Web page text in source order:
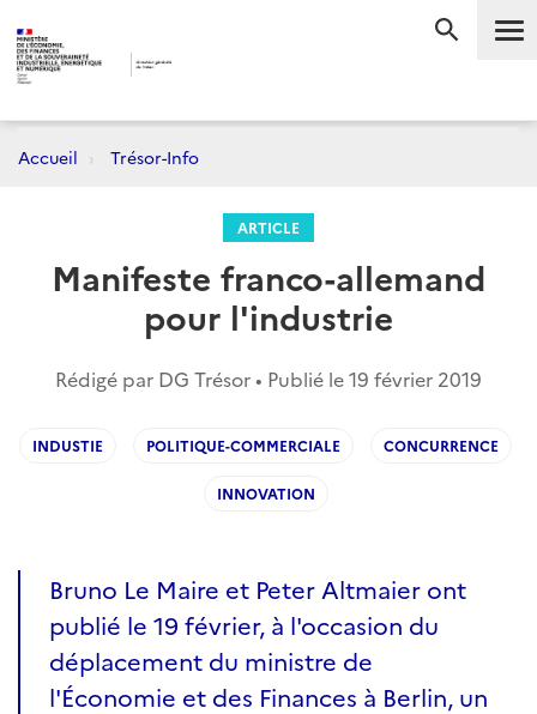
Accueil Trésor-Info
ARTICLE
Manifeste franco-allemand
pour l'industrie
Rédigé par DG Trésor • Publié le19 février 2019
INDUSTIE POLITIQUE-COMMERCIALE CONCURRENCE
INNOVATION
Bruno Le Maire et Peter Altmaier ont
publié le 19 février, à l'occasion du
déplacement du ministre de
l'Économie et des Finances à Berlin, un